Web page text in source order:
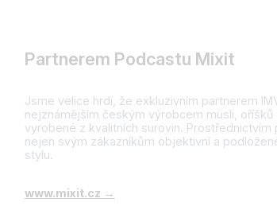
Partnerem Podcastu Mixit
Jsme velice hrdí, že exkluzivním partnerem
nejznámějším českým výrobcem müsli,
vyrobené z kvalitních surovin.
nejen svým zákazníkům objektivní a
stylu.
www.mixit.cz →